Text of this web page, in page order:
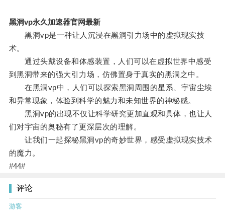
黑洞vp永久加速器官网最新
黑洞vp是一种让人沉浸在黑洞引力场中的虚拟现实技
术。
通过头戴设备和体感装置，人们可以在虚拟世界中感受
到黑洞带来的强大引力场，仿佛置身于真实的黑洞之中。
在黑洞vp中，人们可以探索黑洞周围的星系、宇宙尘埃
和异常现象，体验到科学的魅力和未知世界的神秘感。
黑洞vp的出现不仅让科学研究更加直观和具体，也让人
们对宇宙的奥秘有了更深层次的理解。
让我们一起探秘黑洞vp的奇妙世界，感受虚拟现实技术
的魔力。
#44#
评论
游客